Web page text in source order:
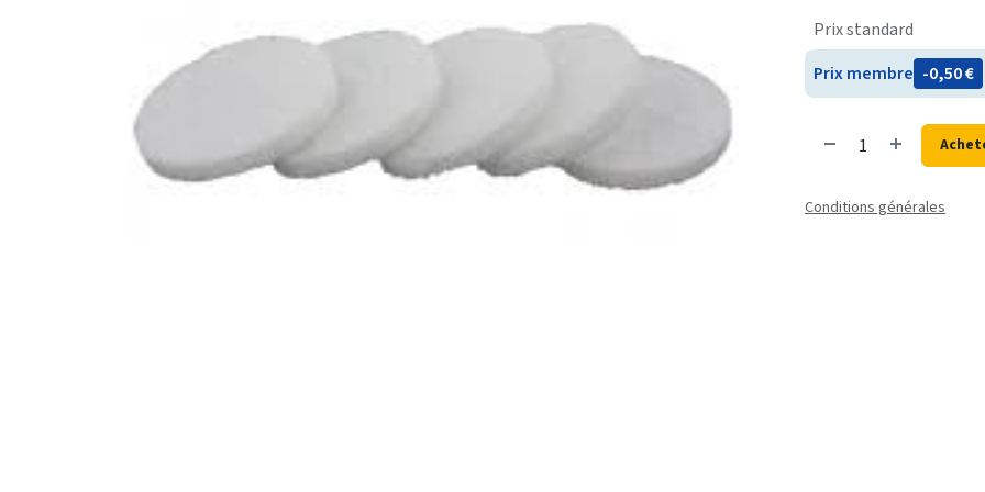
Prix standard
Prix membre - 0,50€
Conditions générales